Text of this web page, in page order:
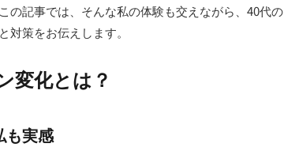
の記事では、そんな私の体験も交えながら、40代の
策をお伝えします。
変化とは？
も実感